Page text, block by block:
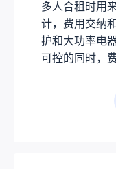
多人合租时用
计，费用交纳
护和大功率电
可控的同时，